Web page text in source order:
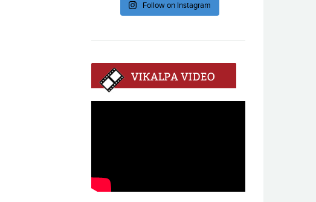
Follow on Instagram